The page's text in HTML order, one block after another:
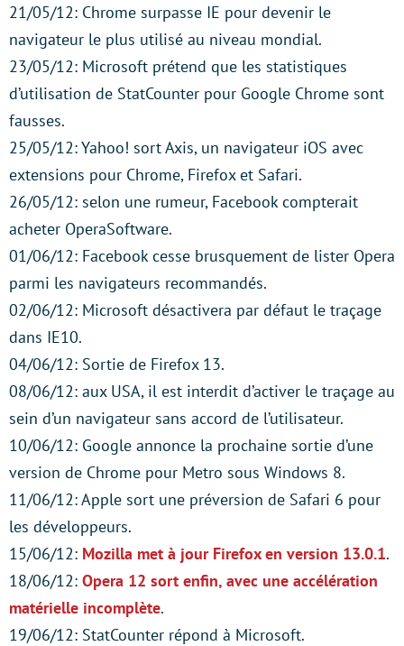
21/05/12: Chrome surpasse IE pour devenir le
navigateur le plus utilisé au niveau mondial.
23/05/12: Microsoft prétend que les statistiques
d’utilisation de StatCounter pour Google Chrome sont
fausses.
25/05/12: Yahoo! sort Axis, un navigateur iOS avec
extensions pour Chrome, Firefox et Safari.
26/05/12: selon une rumeur, Facebook compterait
acheter OperaSoftware.
01/06/12: Facebook cesse brusquement de lister Opera
parmi les navigateurs recommandés.
02/06/12: Microsoft désactivera par défaut le traçage
dans IE10.
04/06/12: Sortie de Firefox 13.
08/06/12: aux USA, il est interdit d’activer le traçage au
sein d’un navigateur sans accord de l’utilisateur.
10/06/12: Google annonce la prochaine sortie d’une
version de Chrome pour Metro sous Windows 8.
11/06/12: Apple sort une préversion de Safari 6 pour
les développeurs.
15/06/12: Mozilla met à jour Firefox en version 13.0.1.
18/06/12: Opera 12 sort enfin, avec une accélération
matérielle incomplète.
19/06/12: StatCounter répond à Microsoft.